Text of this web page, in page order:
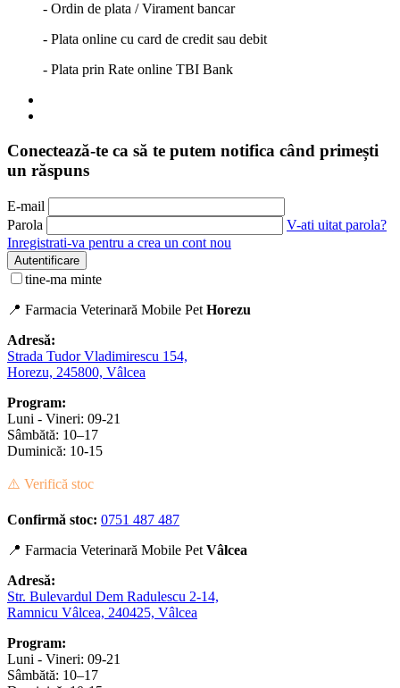
- Ordin de plata / Virament bancar
- Plata online cu card de credit sau debit
- Plata prin Rate online TBI Bank
Conectează-te ca să te putem notifica când primești
un răspuns
E-mail
Parola
V-ati uitat parola?
Inregistrati-va pentru a crea un cont nou
Autentificare
tine-ma minte
📍 Farmacia Veterinară Mobile Pet Horezu
Adresă:
Strada Tudor Vladimirescu 154,
Horezu, 245800, Vâlcea
Program:
Luni - Vineri: 09-21
Sâmbătă: 10–17
Duminică: 10-15
⚠️ Verifică stoc
Confirmă stoc: 0751 487 487
📍 Farmacia Veterinară Mobile Pet Vâlcea
Adresă:
Str. Bulevardul Dem Radulescu 2-14,
Ramnicu Vâlcea, 240425, Vâlcea
Program:
Luni - Vineri: 09-21
Sâmbătă: 10–17